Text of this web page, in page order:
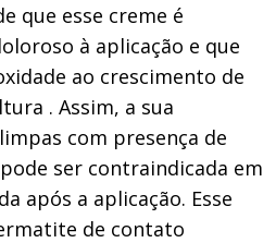
que esse creme é
à aplicação e que
ao crescimento de
. Assim, a sua
com presença de
ser contraindicada em
após a aplicação. Esse
de contato